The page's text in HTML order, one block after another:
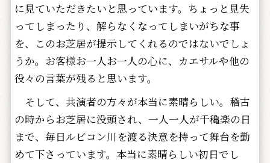
に見ていただきたいと思っています。ちょっと見失
ってしまったり、解らなくなってしまいがちな事
を、このお芝居が提示してくれるのではないでしょ
うか。お客様お一人お一人の心に、カエサルや他の
役々の言葉が残ると思います。
そして、共演者の方々が本当に素晴らしい。稽古
の時からお芝居に没頭され、一人一人が千穐楽の日
まで、毎日ルビコン川を渡る決意を持って舞台を勤
めて下さっています。本当に素晴らしい初日でし